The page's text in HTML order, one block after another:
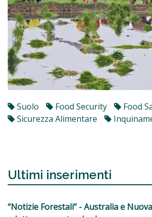
Suolo Food Security
Food
Sicurezza Alimentare
Ultimi inserimenti
“Notizie Forestali” - Australia e